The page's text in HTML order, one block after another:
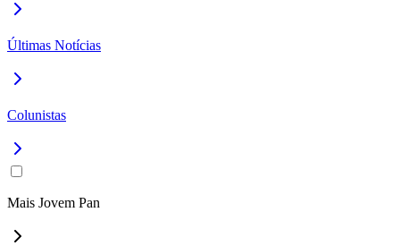
Últimas Notícias
Colunistas
Mais Jovem Pan